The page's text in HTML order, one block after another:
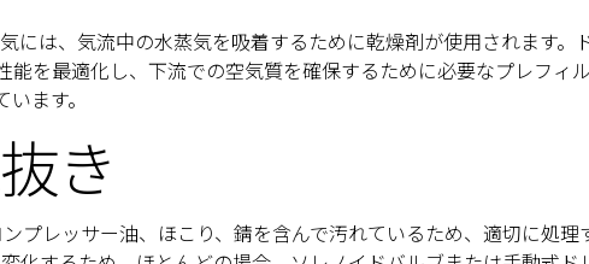
には、気流中の水蒸気を吸着するために乾燥剤が使用されます。
を最適化し、下流での空気質を確保するために必要なプレフィ
ます。
き
プレッサー油、ほこり、錆を含んで汚れているため、適切に処理